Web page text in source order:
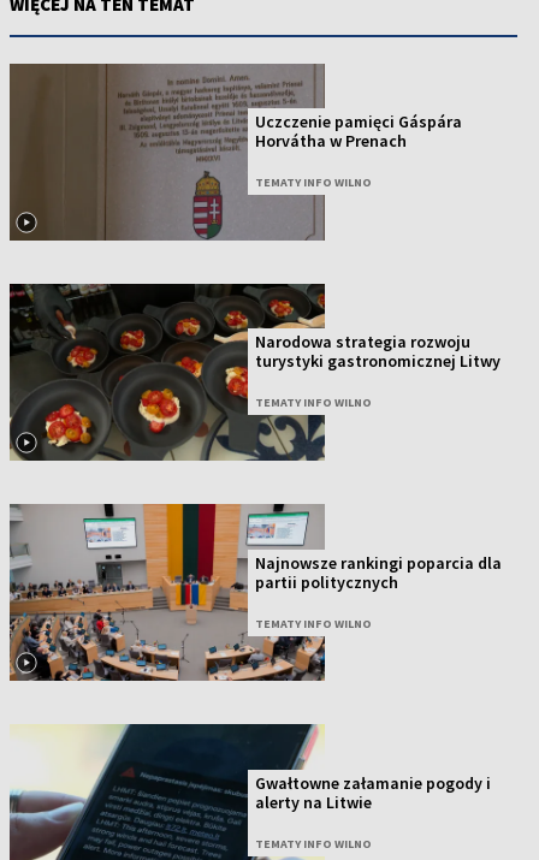
Uczczenie pamięci Gáspára
Horvátha w Prenach
TEMATY INFO WILNO
Narodowa strategia rozwoju
turystyki gastronomicznej Litwy
TEMATY INFO WILNO
Najnowsze rankingi poparcia dla
partii politycznych
TEMATY INFO WILNO
Gwałtowne załamanie pogody i
alerty na Litwie
TEMATY INFO WILNO